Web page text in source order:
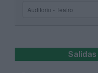
Vuelta